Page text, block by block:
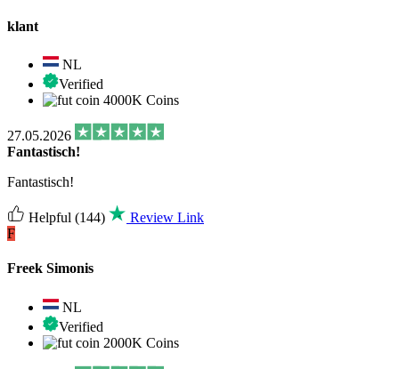
klant
NL
Verified
4000K Coins
27.05.2026
Fantastisch!
Fantastisch!
Helpful (144)
Review Link
F
Freek Simonis
NL
Verified
2000K Coins